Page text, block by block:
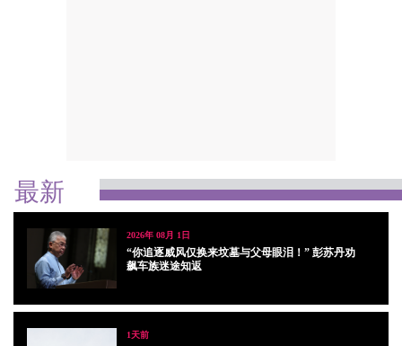
最新
2026年 08月 1日
“你追逐威风仅换来坟墓与父母眼泪！” 彭苏丹劝
飙车族迷途知返
1天前